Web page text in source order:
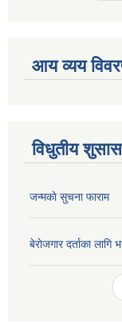
आय व्यय
विधुतीय
जन्मकाे सुचना फाराम
बेराेजगार दर्ताका लागि